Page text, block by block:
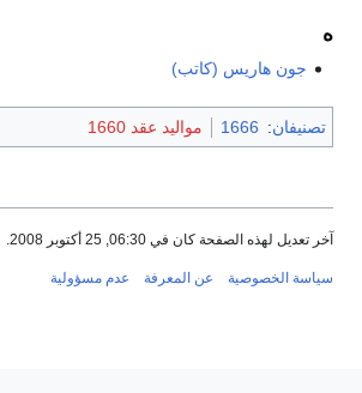
ه
جون هاريس (كاتب)
تصنيفان:
1666 مواليد عقد 1660
آخر تعديل لهذه الصفحة كان في 06:30, 25 أكتوبر 2008.
سياسة الخصوصية عن المعرفة عدم مسؤولية